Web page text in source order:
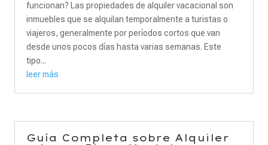
funcionan? Las propiedades de alquiler vacacional son
inmuebles que se alquilan temporalmente a turistas o
viajeros, generalmente por períodos cortos que van
desde unos pocos días hasta varias semanas. Este
tipo...
leer más
Guía Completa sobre Alquiler